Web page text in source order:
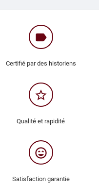
label
Certifié par des historiens
star_border
Qualité et rapidité
sentiment_very_satisfied
Satisfaction garantie